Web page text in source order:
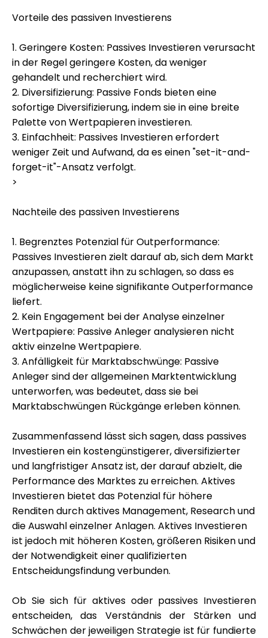
Vorteile des passiven Investierens
1. Geringere Kosten: Passives Investieren verursacht
in der Regel geringere Kosten, da weniger
gehandelt und recherchiert wird.
2. Diversifizierung: Passive Fonds bieten eine
sofortige Diversifizierung, indem sie in eine breite
Palette von Wertpapieren investieren.
3. Einfachheit: Passives Investieren erfordert
weniger Zeit und Aufwand, da es einen "set-it-and-
forget-it"-Ansatz verfolgt.
>
Nachteile des passiven Investierens
1. Begrenztes Potenzial für Outperformance:
Passives Investieren zielt darauf ab, sich dem Markt
anzupassen, anstatt ihn zu schlagen, so dass es
möglicherweise keine signifikante Outperformance
liefert.
2. Kein Engagement bei der Analyse einzelner
Wertpapiere: Passive Anleger analysieren nicht
aktiv einzelne Wertpapiere.
3. Anfälligkeit für Marktabschwünge: Passive
Anleger sind der allgemeinen Marktentwicklung
unterworfen, was bedeutet, dass sie bei
Marktabschwüngen Rückgänge erleben können.
Zusammenfassend lässt sich sagen, dass passives
Investieren ein kostengünstigerer, diversifizierter
und langfristiger Ansatz ist, der darauf abzielt, die
Performance des Marktes zu erreichen. Aktives
Investieren bietet das Potenzial für höhere
Renditen durch aktives Management, Research und
die Auswahl einzelner Anlagen. Aktives Investieren
ist jedoch mit höheren Kosten, größeren Risiken und
der Notwendigkeit einer qualifizierten
Entscheidungsfindung verbunden.
Ob Sie sich für aktives oder passives Investieren
entscheiden, das Verständnis der Stärken und
Schwächen der jeweiligen Strategie ist für fundierte